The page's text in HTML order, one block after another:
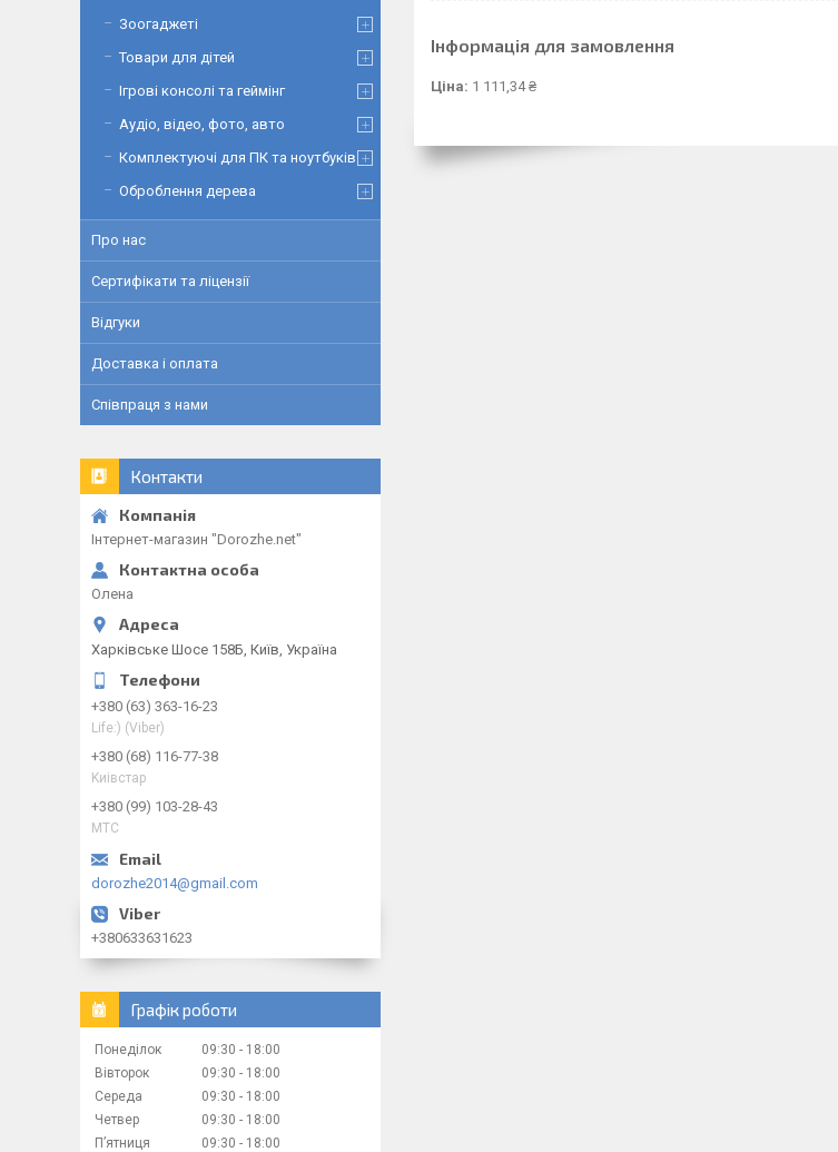
Інформація для замовлення
Ціна: 1 111,34 ₴
Зоогаджеті
Товари для дітей
Ігрові консолі та геймінг
Аудіо, відео, фото, авто
Комплектуючі для ПК та ноутбуків
Оброблення дерева
Про нас
Сертифікати та ліцензії
Відгуки
Доставка і оплата
Співпраця з нами
Контакти
Інтернет-магазин "Dorozhe.net"
Олена
Харківське Шосе 158Б, Київ, Україна
+380 (63) 363-16-23
Life:) (Viber)
+380 (68) 116-77-38
Kиiвcтap
+380 (99) 103-28-43
МТС
dorozhe2014@gmail.com
+380633631623
Графік роботи
Понеділок 09:30
18:00
Вівторок
09:30
18:00
Середа
09:30
18:00
Четвер
09:30
18:00
Пʼятниця
09:30 18:00